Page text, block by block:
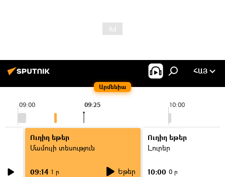
Արմենիա
ՀԱՅ
09:00 10:00
09:25
Ուղիղ եթեր
Մամուլի տեսություն
09:14 1 ր Եթեր
Ուղիղ եթեր
Լուրեր
10:00 0 ր